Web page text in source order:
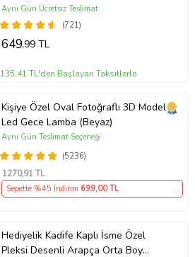
(721)
Aynı Gün Ücretsiz Teslimat
649,99 TL
135,41 TL'den Başlayan Taksitlerle
Kişiye Özel Oval Fotoğraflı 3D Model
Led Gece Lamba (Beyaz)
(5236)
Aynı Gün Teslimat Seçeneği
1270,91 TL
Sepette %45 İndirim 699,00 TL
Hediyelik Kadife Kaplı İsme Özel
Pleksi Desenli Arapça Orta Boy